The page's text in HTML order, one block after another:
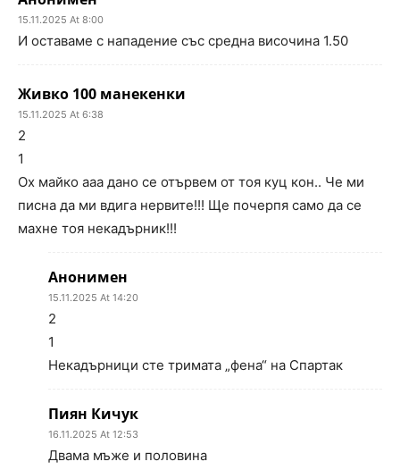
15.11.2025 At 8:00
И оставаме с нападение със средна височина 1.50
Живко 100 манекенки
15.11.2025 At 6:38
2
1
Ох майко ааа дано се отървем от тоя куц кон.. Че ми
писна да ми вдига нервите!!! Ще почерпя само да се
махне тоя некадърник!!!
Анонимен
15.11.2025 At 14:20
2
1
Некадърници сте тримата „фена“ на Спартак
Пиян Кичук
16.11.2025 At 12:53
Двама мъже и половина